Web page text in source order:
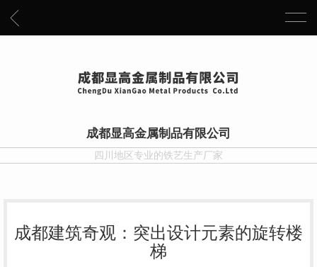
成都显高金属制品有限公司
四川地区专业的铁艺生产厂家
成都建筑奇观：突出设计元素的旋转楼
梯